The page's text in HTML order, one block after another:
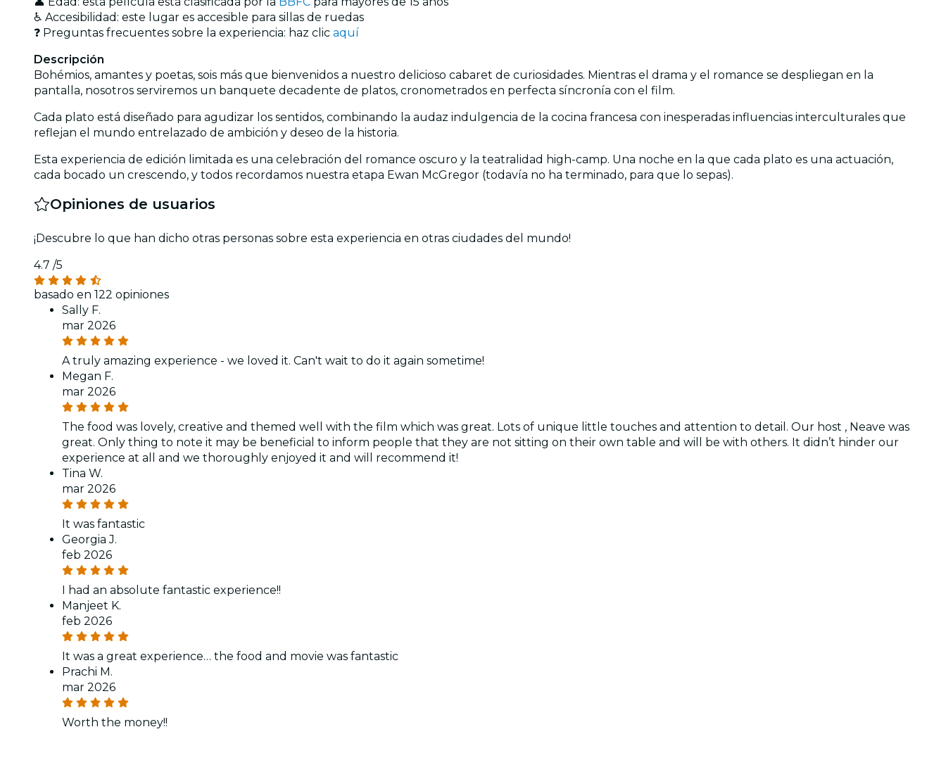
♿ Accesibilidad: este lugar es accesible para sillas de ruedas
❓ Preguntas frecuentes sobre la experiencia: haz clic aquí
Descripción
Bohémios, amantes y poetas, sois más que bienvenidos a nuestro delicioso cabaret de curiosidades. Mientras el drama y el romance se despliegan en la
pantalla, nosotros serviremos un banquete decadente de platos, cronometrados en perfecta síncronía con el film.
Cada plato está diseñado para agudizar los sentidos, combinando la audaz indulgencia de la cocina francesa con inesperadas influencias interculturales que
reflejan el mundo entrelazado de ambición y deseo de la historia.
Esta experiencia de edición limitada es una celebración del romance oscuro y la teatralidad high-camp. Una noche en la que cada plato es una actuación,
cada bocado un crescendo, y todos recordamos nuestra etapa Ewan McGregor (todavía no ha terminado, para que lo sepas).
Opiniones de usuarios
¡Descubre lo que han dicho otras personas sobre esta experiencia en otras ciudades del mundo!
4.7 /5
basado en 122 opiniones
Sally F.
mar 2026
A truly amazing experience - we loved it. Can't wait to do it again sometime!
Megan F.
mar 2026
The food was lovely, creative and themed well with the film which was great. Lots of unique little touches and attention to detail. Our host , Neave was
great. Only thing to note it may be beneficial to inform people that they are not sitting on their own table and will be with others. It didn’t hinder our
experience at all and we thoroughly enjoyed it and will recommend it!
Tina W.
mar 2026
It was fantastic
Georgia J.
feb 2026
I had an absolute fantastic experience!!
Manjeet K.
feb 2026
It was a great experience… the food and movie was fantastic
Prachi M.
mar 2026
Worth the money!!